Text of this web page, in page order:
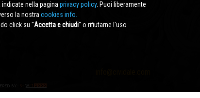
nella pagina privacy policy. Puoi liberamente
la nostra cookies info.
click su ''Accetta e chiudi'' o rifiutarne l'uso